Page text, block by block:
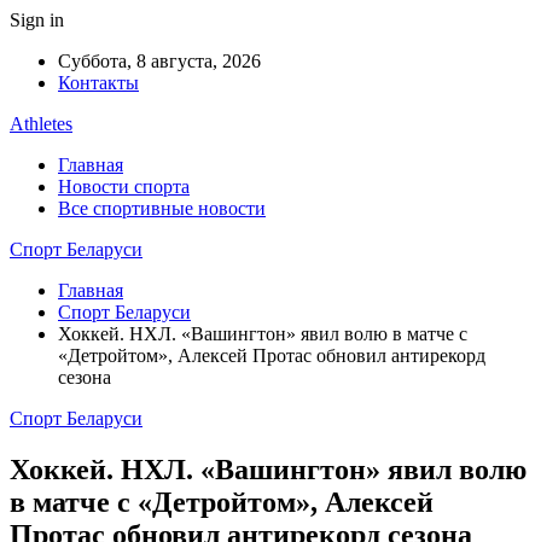
Sign in
Суббота, 8 августа, 2026
Контакты
Athletes
Главная
Новости спорта
Все спортивные новости
Спорт Беларуси
Главная
Спорт Беларуси
Хоккей. НХЛ. «Вашингтон» явил волю в матче с
«Детройтом», Алексей Протас обновил антирекорд
сезона
Спорт Беларуси
Хоккей. НХЛ. «Вашингтон» явил волю
в матче с «Детройтом», Алексей
Протас обновил антирекорд сезона